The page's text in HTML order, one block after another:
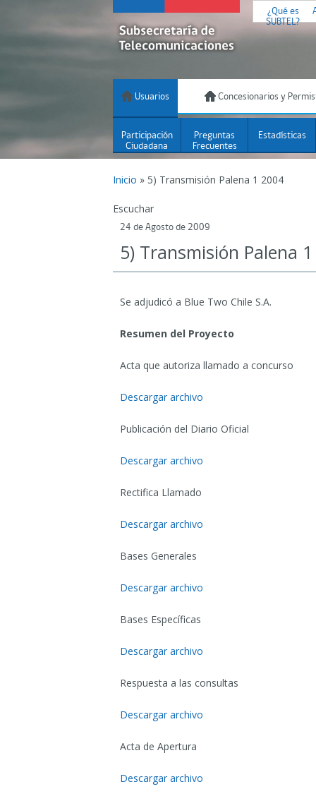
¿Qué es
SUBTEL?
Usuarios Concesionarios y
Participación
Ciudadana
Preguntas
Frecuentes
Estadísticas
Inicio » 5) Transmisión Palena 1 2004
Escuchar
24 de Agosto de 2009
5) Transmisión Palena
Se adjudicó a Blue Two Chile S.A.
Resumen del Proyecto
Acta que autoriza llamado a concurso
Descargar archivo
Publicación del Diario Oficial
Descargar archivo
Rectifica Llamado
Descargar archivo
Bases Generales
Descargar archivo
Bases Específicas
Descargar archivo
Respuesta a las consultas
Descargar archivo
Acta de Apertura
Descargar archivo